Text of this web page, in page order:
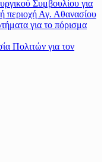
Συμβουλίου για
περιοχή Αγ. Αθανασίου
για το πόρισμα
Πολιτών για τον